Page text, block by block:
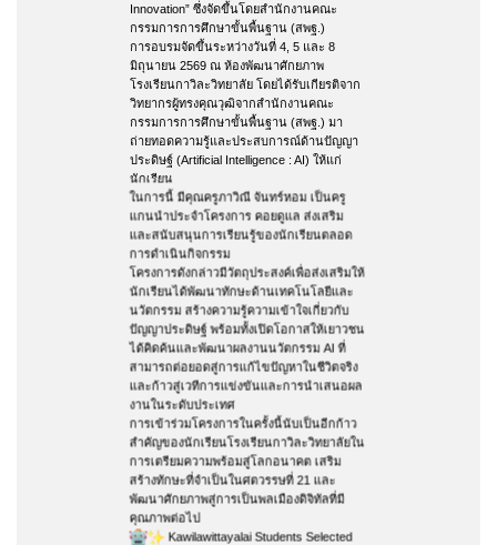
Innovation” ซึ่งจัดขึ้นโดยสำนักงานคณะ
กรรมการการศึกษาขั้นพื้นฐาน (สพฐ.)
การอบรมจัดขึ้นระหว่างวันที่ 4, 5 และ 8
มิถุนายน 2569 ณ ห้องพัฒนาศักยภาพ
โรงเรียนกาวิละวิทยาลัย โดยได้รับเกียรติจาก
วิทยากรผู้ทรงคุณวุฒิจากสำนักงานคณะ
กรรมการการศึกษาขั้นพื้นฐาน (สพฐ.) มา
ถ่ายทอดความรู้และประสบการณ์ด้านปัญญา
ประดิษฐ์ (Artificial Intelligence : AI) ให้แก่
นักเรียน
ในการนี้ มีคุณครูภาวิณี จันทร์หอม เป็นครู
แกนนำประจำโครงการ คอยดูแล ส่งเสริม
และสนับสนุนการเรียนรู้ของนักเรียนตลอด
การดำเนินกิจกรรม
โครงการดังกล่าวมีวัตถุประสงค์เพื่อส่งเสริมให้
นักเรียนได้พัฒนาทักษะด้านเทคโนโลยีและ
นวัตกรรม สร้างความรู้ความเข้าใจเกี่ยวกับ
ปัญญาประดิษฐ์ พร้อมทั้งเปิดโอกาสให้เยาวชน
ได้คิดค้นและพัฒนาผลงานนวัตกรรม AI ที่
สามารถต่อยอดสู่การแก้ไขปัญหาในชีวิตจริง
และก้าวสู่เวทีการแข่งขันและการนำเสนอผล
งานในระดับประเทศ
การเข้าร่วมโครงการในครั้งนี้นับเป็นอีกก้าว
สำคัญของนักเรียนโรงเรียนกาวิละวิทยาลัยใน
การเตรียมความพร้อมสู่โลกอนาคต เสริม
สร้างทักษะที่จำเป็นในศตวรรษที่ 21 และ
พัฒนาศักยภาพสู่การเป็นพลเมืองดิจิทัลที่มี
คุณภาพต่อไป
Kawilawittayalai Students Selected